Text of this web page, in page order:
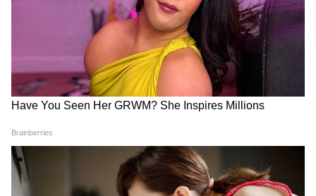
পার্বতীপুরম মান্যম, আল্লুরি সীতারামা রাজু, পূর্ব
গোদাবরী, পশ্চিম গোদাবরী, এনটিআর, কৃষ্ণা,
নেল্লোর এবং তিরুপতির মতো জেলাগুলির
আবহাওয়ার উপর কড়া নজর রাখা হচ্ছে। এই
অঞ্চলের বাসিন্দাদের সরকারি আবহাওয়ার পরামর্শ
এবং জরুরি সতর্কতার জন্য প্রস্তুত থাকতে হবে।
বিশেষজ্ঞরা বজ্রপাতের সময় বৈদ্যুতিন ডিভাইস
থেকে দূরে থাকার এবং খারাপ আবহাওয়ায়
অপ্রয়োজনীয় ভ্রমণ এড়িয়ে চলার পরামর্শ